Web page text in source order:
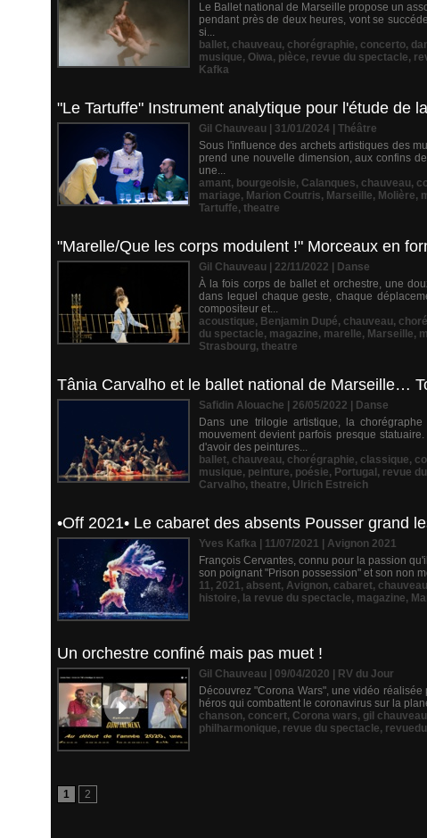
Le Ballet national de Marseille propose un
pendant près de deux heures, vont se
si...
ballet, chauveau, chorégraphie, concerto,
musique, Oiwa, pièce, revue du spectacle,
Kafka
"Le Tartuffe" Instrument analytique pour l'étude de
Gil Chauveau | 31/01/2024
Théâtre
Sous l'influence des archets artistiques des
prend une nouvelle dimension, aux confins
une...
amant, bourgeoisie, Calanques, chauveau,
mariage, Marion Coutris, Marseille, Molière,
Tartuffe, theatre
"Marelle/Que les corps modulent !" Morceaux en
Gil Chauveau | 22/11/2022
Danse
À la fois corps de ballet et orchestre, une
dans lequel chaque geste, chaque
compositeur et...
acoustique, Benjamin Dupé, chauveau,
du spectacle, magazine, marelle, Marseille,
Strasbourg, theatre
Tânia Carvalho et le ballet national de Marseille…
Safidin Alouache | 26/05/2022
Danse
Dans une trilogie artistique, la
mouvement devient parfois presque
d'avoir des peintures...
ballet, chauveau, chorégraphie, classique,
musique, peinture, poésie, Portugal , revue
Carvalho, theatre, Ulrich Estreich
•Off 2021• Le cabaret des absents Pousser grand
Yves Kafka | 11/07/2021
Avignon 2021
François Cervantes, connu pour la passion
son poignant "Prison possession" et son non
11, 2021, absent, Avignon, cabaret, chauveau
histoire, la revue du spectacle, magazine,
Un orchestre confiné mais pas muet !
Gil Chauveau | 09/04/2020
RV du Jour
Découvrez "Corona Wars", une vidéo
héros qui combattent le coronavirus sur la
chanson, concert, Corona wars, gil chauveau
philharmonique, revue du spectacle,
1 2